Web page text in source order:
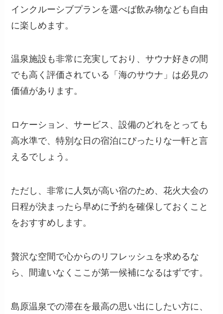
インクルーシブプランを選べば飲み物なども自由
に楽しめます。
温泉施設も非常に充実しており、サウナ好きの間
でも高く評価されている「海のサウナ」は必見の
価値があります。
ロケーション、サービス、設備のどれをとっても
高水準で、特別な日の宿泊にぴったりな一軒と言
えるでしょう。
ただし、非常に人気が高い宿のため、花火大会の
日程が決まったら早めに予約を確保しておくこと
をおすすめします。
贅沢な空間で心からのリフレッシュを求めるな
ら、間違いなくここが第一候補になるはずです。
島原温泉での滞在を最高の思い出にしたい方に、